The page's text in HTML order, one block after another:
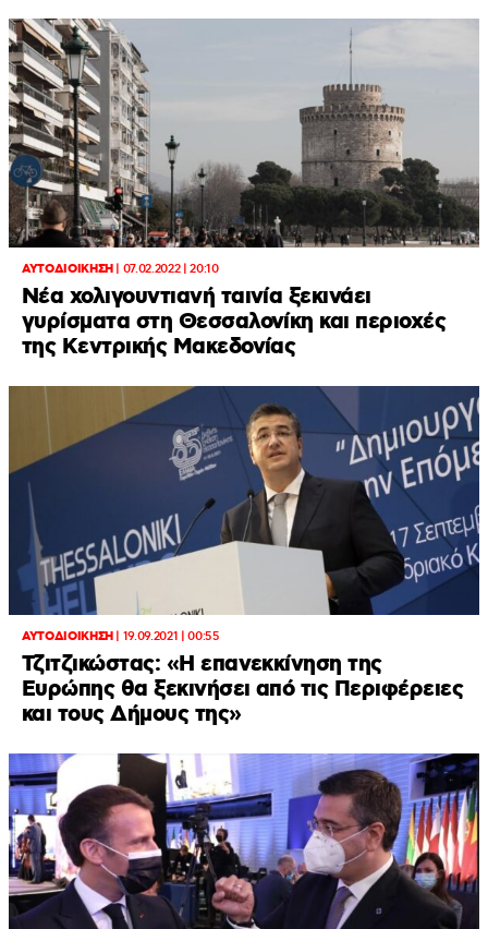
ΑΥΤΟΔΙΟΙΚΗΣΗ| 07.02.2022 | 20:10
Νέα χολιγουντιανή ταινία ξεκινάει
γυρίσματα στη Θεσσαλονίκη και περιοχές
της Κεντρικής Μακεδονίας
ΑΥΤΟΔΙΟΙΚΗΣΗ| 19.09.2021 | 00:55
Τζιτζικώστας: «Η επανεκκίνηση της
Ευρώπης θα ξεκινήσει από τις Περιφέρειες
και τους Δήμους της»